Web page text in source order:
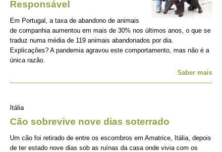
Responsável
Em Portugal, a taxa de abandono de animais
de companhia aumentou em mais de 30% nos últimos anos, o que se
traduz numa média de 119 animais abandonados por dia.
Explicações? A pandemia agravou este comportamento, mas não é a
única razão.
Saber mais
Itália
Cão sobrevive nove dias soterrado
Um cão foi retirado de entre os escombros em Amatrice, Itália, depois
de ter estado nove dias sob as ruínas da casa onde vivia com os